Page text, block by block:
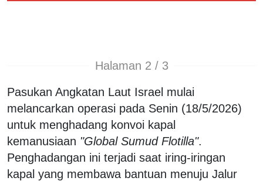
Halaman 2 / 3
Pasukan Angkatan Laut Israel mulai
melancarkan operasi pada Senin (18/5/2026)
untuk menghadang konvoi kapal
kemanusiaan "Global Sumud Flotilla".
Penghadangan ini terjadi saat iring-iringan
kapal yang membawa bantuan menuju Jalur